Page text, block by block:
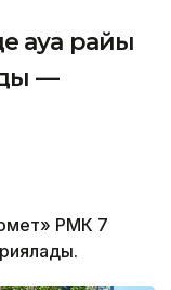
ауа райы
—
РМК 7